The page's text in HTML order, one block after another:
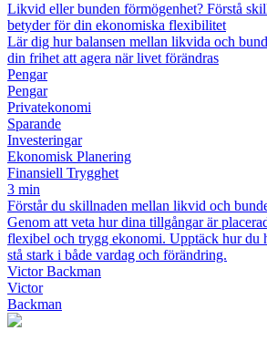
Likvid eller bunden förmögenhet? Förstå
betyder för din ekonomiska flexibilitet
Lär dig hur balansen mellan likvida och
din frihet att agera när livet förändras
Pengar
Pengar
Privatekonomi
Sparande
Investeringar
Ekonomisk Planering
Finansiell Trygghet
3 min
Förstår du skillnaden mellan likvid och
Genom att veta hur dina tillgångar är
flexibel och trygg ekonomi. Upptäck hur du
stå stark i både vardag och förändring.
Victor Backman
Victor
Backman